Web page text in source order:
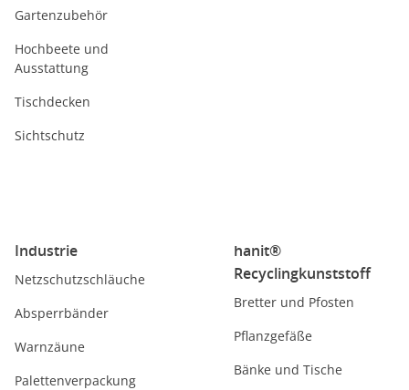
Gartenzubehör
Hochbeete und
Ausstattung
Tischdecken
Sichtschutz
Industrie
Netzschutzschläuche
Absperrbänder
Warnzäune
Palettenverpackung
hanit®
Recyclingkunststoff
Bretter und Pfosten
Pflanzgefäße
Bänke und Tische